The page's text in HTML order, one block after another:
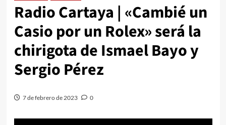
Radio Cartaya | «Cambié un
Casio por un Rolex» será la
chirigota de Ismael Bayo y
Sergio Pérez
7 de febrero de 2023 0